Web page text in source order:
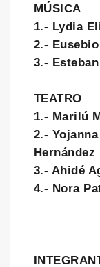
MÚSICA
1.- Lydia
2.-
3.-
TEATRO
1.- Marilú
2.-
Hernández
3.- Ahidé
4.- Nora